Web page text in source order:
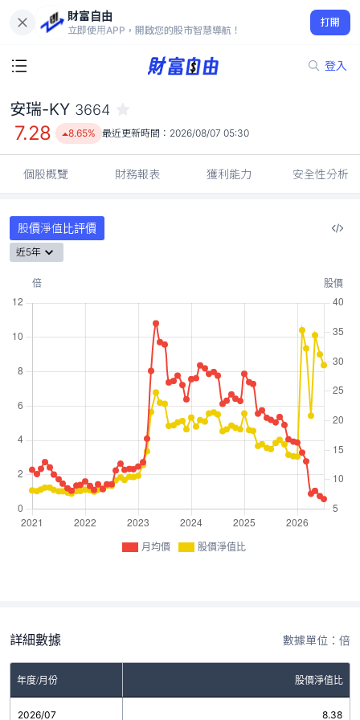
財富自由
立即使用APP，開啟您的股市智慧導航！
打開
登入
7.28
8.65%
安瑞-KY 3664
7.28 8.65% 最近更新時間： 2026/08/07 05:30
個股概覽 財務報表 獲利能力 安全性分析
股價淨值比評價
近5年
月均價 股價淨值比
詳細數據 數據單位：倍
年度/月份 股價淨值比
2026/07 8.38